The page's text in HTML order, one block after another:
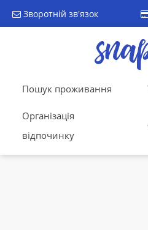
Зворотній зв'язок
Пошук проживання
Організація
відпочинку